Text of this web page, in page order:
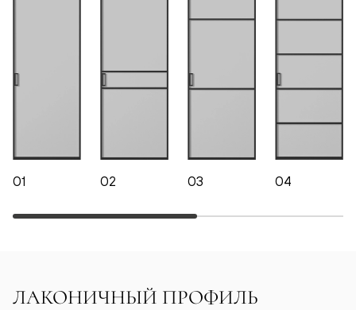
01 02 03 04
ЛАКОНИЧНЫЙ ПРОФИЛЬ